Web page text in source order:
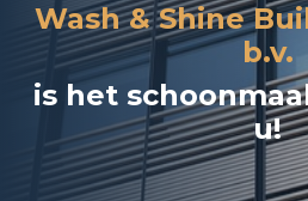
Wash & Shine
b.v.
is het
u!